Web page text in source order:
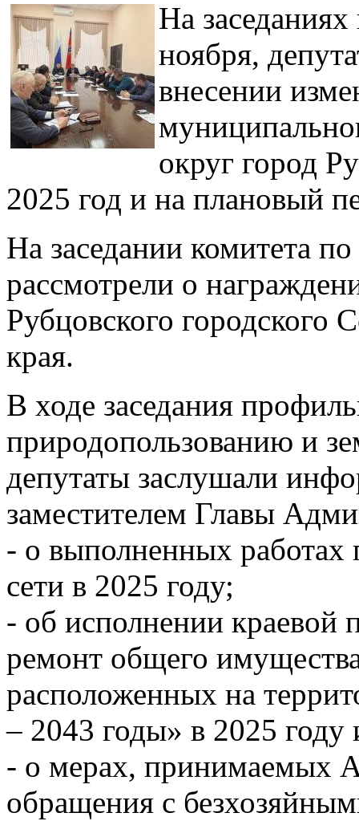
На
ноября,
внесении
округ город
2025 год и на плановый
На заседании комитета
рассмотрели о
Рубцовского городского
края.
В ходе заседания
природопользованию и
депутаты заслушали
заместителем Главы
- о выполненных
сети в 2025 году;
- об исполнении
ремонт общего
расположенных на
– 2043 годы» в 2025
- о мерах, принимаемых
обращения с